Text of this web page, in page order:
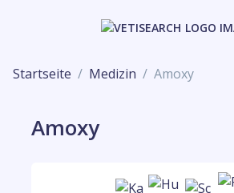
Startseite Medizin Amoxy
Amoxy